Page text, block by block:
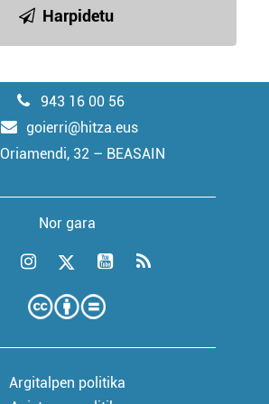
Harpidetu
943 16 00 56
goierri@hitza.eus
Oriamendi, 32 – BEASAIN
Nor gara
Argitalpen politika